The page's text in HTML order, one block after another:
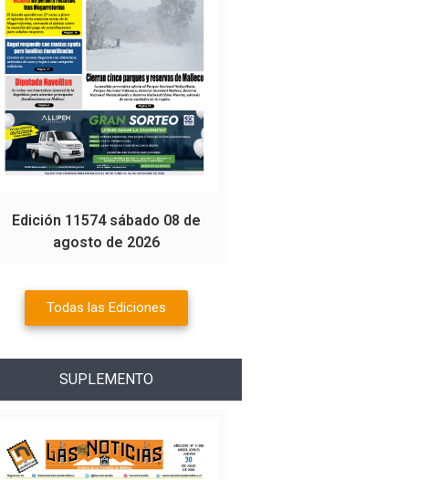
Edición 11574 sábado 08 de
agosto de 2026
Todas las Ediciones
SUPLEMENTO